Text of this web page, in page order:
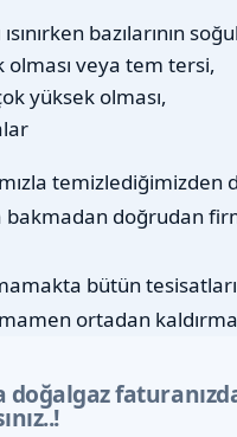
bazılarının
olması veya tem tersi,
yüksek olması,
temizlediğimizden
doğrudan
bütün
ortadan